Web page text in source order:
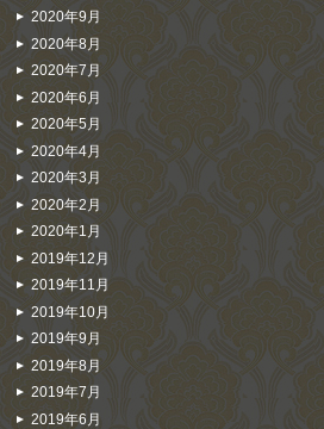
2020年9月
2020年8月
2020年7月
2020年6月
2020年5月
2020年4月
2020年3月
2020年2月
2020年1月
2019年12月
2019年11月
2019年10月
2019年9月
2019年8月
2019年7月
2019年6月